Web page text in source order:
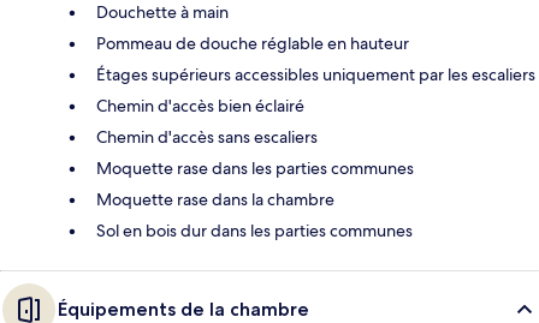
Douchette à main
Pommeau de douche réglable en hauteur
Étages supérieurs accessibles uniquement par les escaliers
Chemin d'accès bien éclairé
Chemin d'accès sans escaliers
Moquette rase dans les parties communes
Moquette rase dans la chambre
Sol en bois dur dans les parties communes
Équipements de la chambre